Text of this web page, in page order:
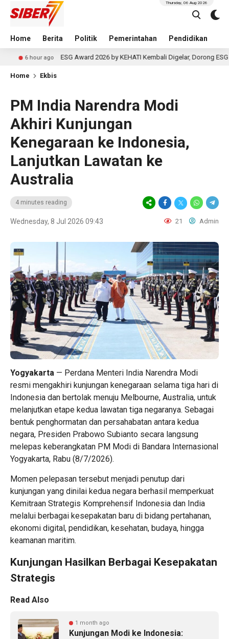
Home Berita Politik Pemerintahan Pendidikan
Thursday, 06 Aug 2026
ESG Award 2026 by KEHATI Kembali Digelar, Dorong ESG Menjadi
Home Ekbis
PM India Narendra Modi
Akhiri Kunjungan
Kenegaraan ke Indonesia,
Lanjutkan Lawatan ke
Australia
4 minutes reading
Wednesday, 8 Jul 2026 09:43 21 Admin
Yogyakarta — Perdana Menteri India Narendra Modi
resmi mengakhiri kunjungan kenegaraan selama tiga hari di
Indonesia dan bertolak menuju Melbourne, Australia, untuk
melanjutkan etape kedua lawatan tiga negaranya. Sebagai
bentuk penghormatan dan persahabatan antara kedua
negara, Presiden Prabowo Subianto secara langsung
melepas keberangkatan PM Modi di Bandara Internasional
Yogyakarta, Rabu (8/7/2026).
Momen pelepasan tersebut menjadi penutup dari
kunjungan yang dinilai kedua negara berhasil memperkuat
Kemitraan Strategis Komprehensif Indonesia dan India
melalui berbagai kesepakatan baru di bidang pertahanan,
ekonomi digital, pendidikan, kesehatan, budaya, hingga
keamanan maritim.
Kunjungan Hasilkan Berbagai Kesepakatan
Strategis
Read Also
1 month ago
Kunjungan Modi ke Indonesia: